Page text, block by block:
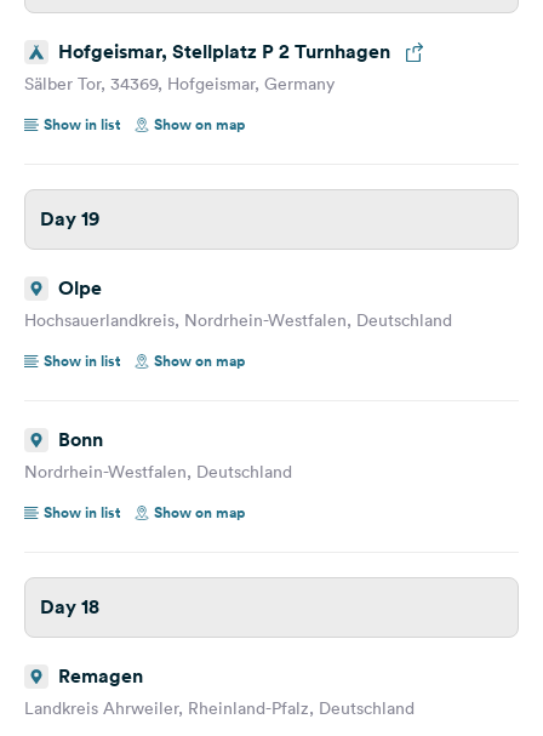
Hofgeismar, Stellplatz P 2 Turnhagen
Sälber Tor, 34369, Hofgeismar, Germany
Show in list
Show on map
Day 19
Olpe
Hochsauerlandkreis, Nordrhein-Westfalen, Deutschland
Show in list
Show on map
Bonn
Nordrhein-Westfalen, Deutschland
Show in list
Show on map
Day 18
Remagen
Landkreis Ahrweiler, Rheinland-Pfalz, Deutschland